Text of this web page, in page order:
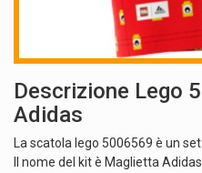
Descrizione Lego
Adidas
La scatola lego 5006569 è un
Il nome del kit è Maglietta